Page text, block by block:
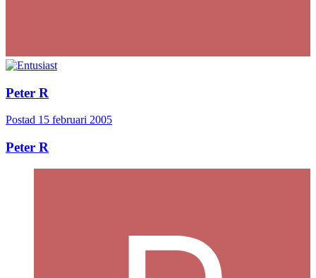
Peter R
Postad 15 februari 2005
Peter R